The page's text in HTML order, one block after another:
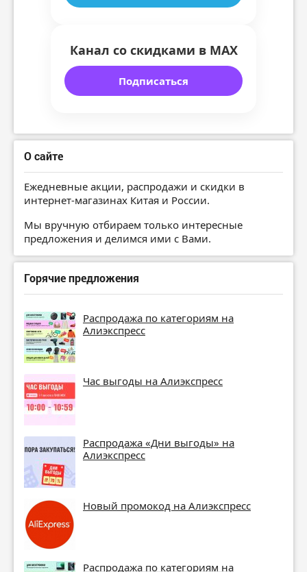
Канал со скидками в MAX
Подписаться
О сайте
Ежедневные акции, распродажи и скидки в
интернет-магазинах Китая и России.
Мы вручную отбираем только интересные
предложения и делимся ими с Вами.
Горячие предложения
Распродажа по категориям на
Алиэкспресс
Час выгоды на Алиэкспресс
Распродажа «Дни выгоды» на
Алиэкспресс
Новый промокод на Алиэкспресс
Распродажа по категориям на